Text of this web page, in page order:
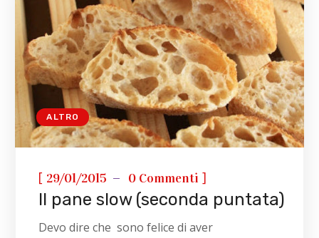
ALTRO
[ 29/01/2015 0 Commenti ]
Il pane slow (seconda puntata)
Devo dire che sono felice di aver